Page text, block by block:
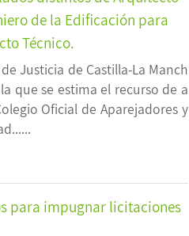
de la Edificación para
Técnico.
Justicia de Castilla-La Manch
que se estima el recurso de a
Oficial de Aparejadores y
para impugnar licitaciones